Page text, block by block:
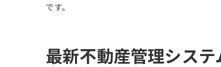
です。
最新不動産管理シス